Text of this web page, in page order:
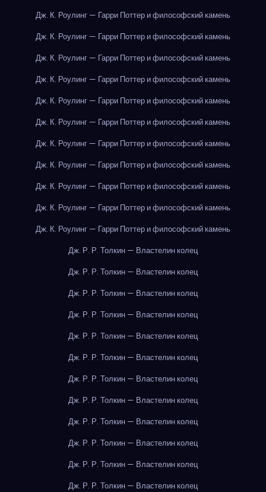
Дж. К. Роулинг — Гарри Поттер и философский камень
Дж. К. Роулинг — Гарри Поттер и философский камень
Дж. К. Роулинг — Гарри Поттер и философский камень
Дж. К. Роулинг — Гарри Поттер и философский камень
Дж. К. Роулинг — Гарри Поттер и философский камень
Дж. К. Роулинг — Гарри Поттер и философский камень
Дж. К. Роулинг — Гарри Поттер и философский камень
Дж. К. Роулинг — Гарри Поттер и философский камень
Дж. К. Роулинг — Гарри Поттер и философский камень
Дж. К. Роулинг — Гарри Поттер и философский камень
Дж. К. Роулинг — Гарри Поттер и философский камень
Дж. Р. Р. Толкин — Властелин колец
Дж. Р. Р. Толкин — Властелин колец
Дж. Р. Р. Толкин — Властелин колец
Дж. Р. Р. Толкин — Властелин колец
Дж. Р. Р. Толкин — Властелин колец
Дж. Р. Р. Толкин — Властелин колец
Дж. Р. Р. Толкин — Властелин колец
Дж. Р. Р. Толкин — Властелин колец
Дж. Р. Р. Толкин — Властелин колец
Дж. Р. Р. Толкин — Властелин колец
Дж. Р. Р. Толкин — Властелин колец
Дж. Р. Р. Толкин — Властелин колец